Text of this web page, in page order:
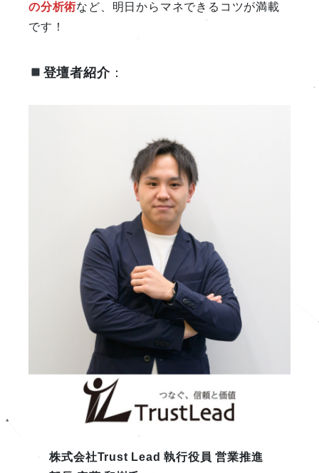
の分析術など、明日からマネできるコツが満載
です！
登壇者紹介 ：
株式会社Trust Lead 執行役員 営業推進